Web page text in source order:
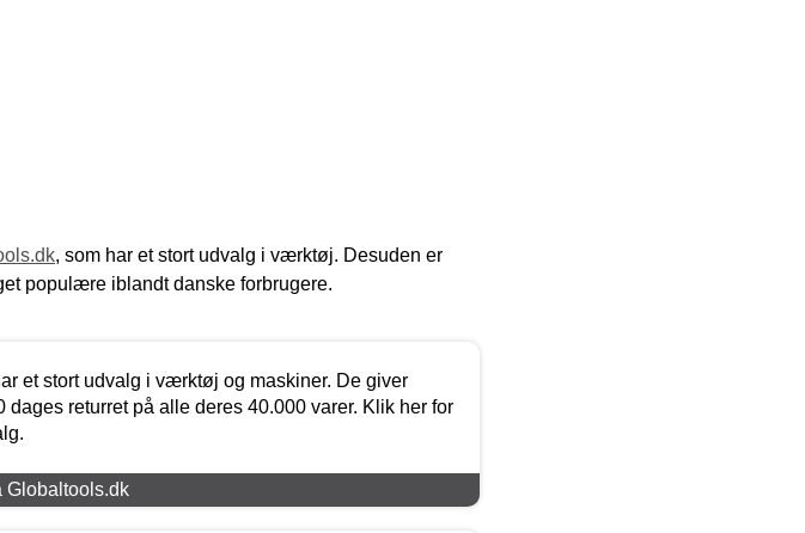
, som har et stort udvalg i værktøj. Desuden er
populære iblandt danske forbrugere.
et stort udvalg i værktøj og maskiner. De giver
dages returret på alle deres 40.000 varer. Klik her for
Globaltools.dk